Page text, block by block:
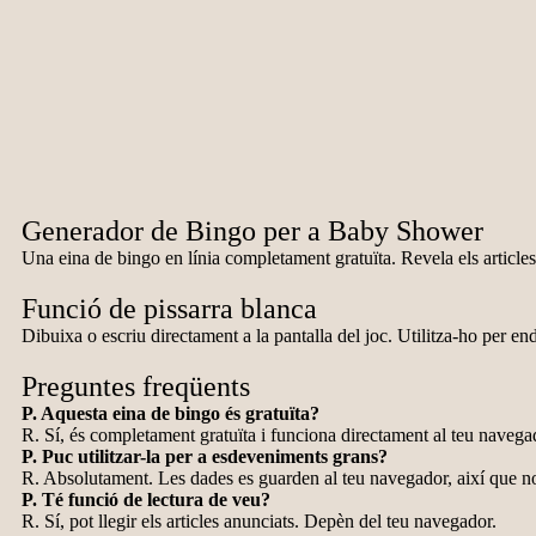
Generador de Bingo per a Baby Shower
Una eina de bingo en línia completament gratuïta. Revela els
Funció de pissarra blanca
Dibuixa o escriu directament a la pantalla del joc. Utilitza-ho per
Preguntes freqüents
P. Aquesta eina de bingo és gratuïta?
R. Sí, és completament gratuïta i funciona directament al teu
P. Puc utilitzar-la per a esdeveniments grans?
R. Absolutament. Les dades es guarden al teu navegador, així que
P. Té funció de lectura de veu?
R. Sí, pot llegir els articles anunciats. Depèn del teu navegador.